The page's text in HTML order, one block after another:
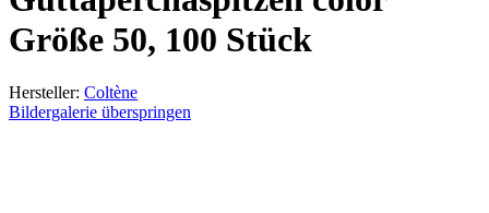
Größe 50, 100 Stück
Hersteller: Coltène
Bildergalerie überspringen